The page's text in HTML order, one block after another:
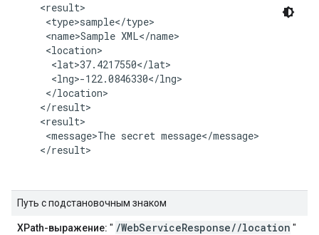
    <result>
     <type>sample</type>
     <name>Sample XML</name>
     <location>
      <lat>37.4217550</lat>
      <lng>-122.0846330</lng>
     </location>
    </result>
    <result>
     <message>The secret message</message>
    </result>
Путь с подстановочным знаком
XPath-выражение: " /WebServiceResponse//location "